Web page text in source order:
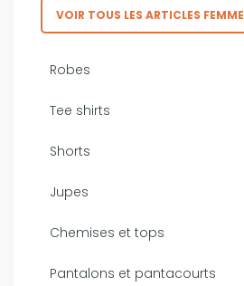
VOIR TOUS LES ARTICLES FEMME
Robes
Tee shirts
Shorts
Jupes
Chemises et tops
Pantalons et pantacourts